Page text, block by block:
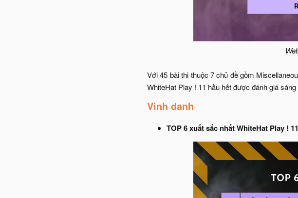
Với 45 bài thi thuộc 7 chủ đề gồm
WhiteHat Play ! 11 hầu hết được đánh giá
Vinh danh
TOP 6 xuất sắc nhất WhiteHat Play ! 11